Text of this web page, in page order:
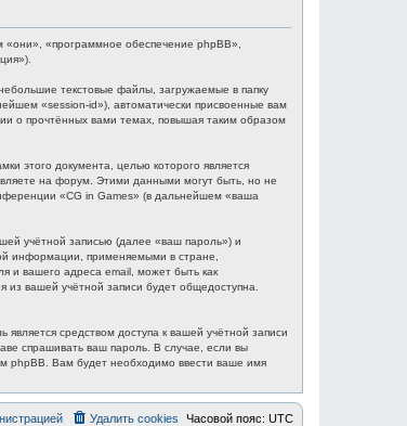
«программное обеспечение phpBB»,
текстовые файлы, загружаемые в папку
«session-id»), автоматически присвоенные вам
о прочтённых вами темах, повышая таким образом
этого документа, целью которого является
на форум. Этими данными могут быть, но не
«CG in Games» (в дальнейшем «ваша
учётной записью (далее «ваш пароль») и
информации, применяемыми в стране,
и вашего адреса email, может быть как
вашей учётной записи будет общедоступна.
средством доступа к вашей учётной записи
спрашивать ваш пароль. В случае, если вы
phpBB. Вам будет необходимо ввести ваше имя
Часовой пояс: UTC
Удалить cookies